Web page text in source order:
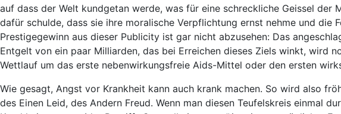
auf dass der Welt kundgetan werde, was für eine schreckliche Geissel
dafür schulde, dass sie ihre moralische Verpflichtung ernst nehme und
Prestigegewinn aus dieser Publicity ist gar nicht abzusehen: Das
Entgelt von ein paar Milliarden, das bei Erreichen dieses Ziels winkt, wird
Wettlauf um das erste nebenwirkungsfreie Aids-Mittel oder den ersten
Wie gesagt, Angst vor Krankheit kann auch krank machen. So wird also
des Einen Leid, des Andern Freud. Wenn man diesen Teufelskreis einmal